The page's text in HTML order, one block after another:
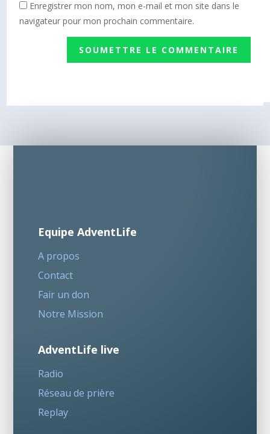
Enregistrer mon nom, mon e-mail et mon site dans le
navigateur pour mon prochain commentaire.
SOUMETTRE LE COMMENTAIRE
Equipe AdventLife
A propos
Contact
Fair un don
Notre Mission
AdventLife live
Radio
Réseau de prière
Replay